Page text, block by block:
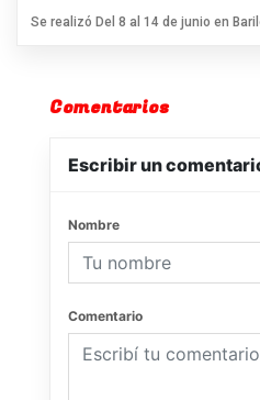
Se realizó Del 8 al 14 de junio en
Comentarios
Escribir un
Nombre
Comentario